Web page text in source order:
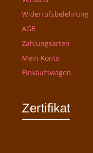
Widerrufsbelehrung
AGB
Zahlungsarten
Mein Konto
Einkaufswagen
Zertifikat